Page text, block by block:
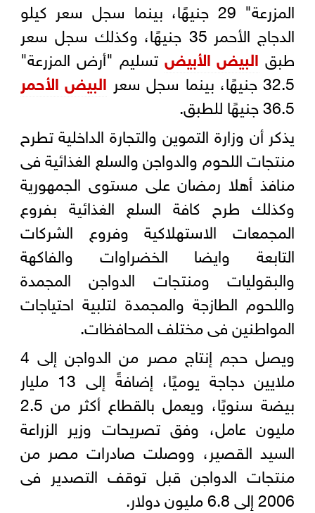
المزرعة" 29 جنيهًا، بينما سجل سعر كيلو
الدجاج الأحمر 35 جنيهًا، وكذلك سجل سعر
طبق البيض الأبيض تسليم "أرض المزرعة"
32.5 جنيهًا، بينما سجل سعر
البيض الأحمر
36.5 جنيهًا للطبق.
يذكر أن وزارة التموين والتجارة الداخلية تطرح
منتجات اللحوم والدواجن والسلع الغذائية فى
منافذ أهلا رمضان على مستوى الجمهورية
وكذلك طرح كافة السلع الغذائية بفروع
المجمعات الاستهلاكية وفروع الشركات
التابعة وايضا الخضراوات والفاكهة
والبقوليات ومنتجات الدواجن المجمدة
واللحوم الطازجة والمجمدة لتلبية احتياجات
المواطنين فى مختلف المحافظات.
ويصل حجم إنتاج مصر من الدواجن إلى 4
ملايين دجاجة يوميًا، إضافةً إلى 13 مليار
بيضة سنويًا، ويعمل بالقطاع أكثر من 2.5
مليون عامل، وفق تصريحات وزير الزراعة
السيد القصير، ووصلت صادرات مصر من
منتجات الدواجن قبل توقف التصدير فى
2006 إلى 6.8 مليون دولار.